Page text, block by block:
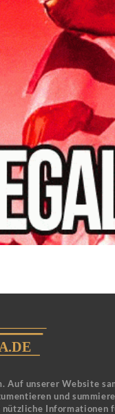
Auf unserer Website
und
Informationen